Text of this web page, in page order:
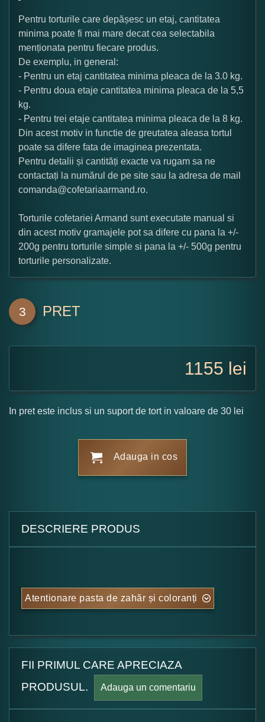
Pentru torturile care depășesc un etaj, cantitatea
minima poate fi mai mare decat cea selectabila
menționata pentru fiecare produs.
De exemplu, in general:
- Pentru un etaj cantitatea minima pleaca de la 3.0 kg.
- Pentru doua etaje cantitatea minima pleaca de la 5,5
kg.
- Pentru trei etaje cantitatea minima pleaca de la 8 kg.
Din acest motiv in functie de greutatea aleasa tortul
poate sa difere fata de imaginea prezentata.
Pentru detalii și cantități exacte va rugam sa ne
contactați la numărul de pe site sau la adresa de mail
comanda@cofetariaarmand.ro.
Torturile cofetariei Armand sunt executate manual si
din acest motiv gramajele pot sa difere cu pana la +/-
200g pentru torturile simple si pana la +/- 500g pentru
torturile personalizate.
3 PRET
1155 lei
In pret este inclus si un suport de tort in valoare de 30 lei
Adauga in cos
DESCRIERE PRODUS
Atentionare pasta de zahăr și coloranți
FII PRIMUL CARE APRECIAZA
PRODUSUL.
Adauga un comentariu